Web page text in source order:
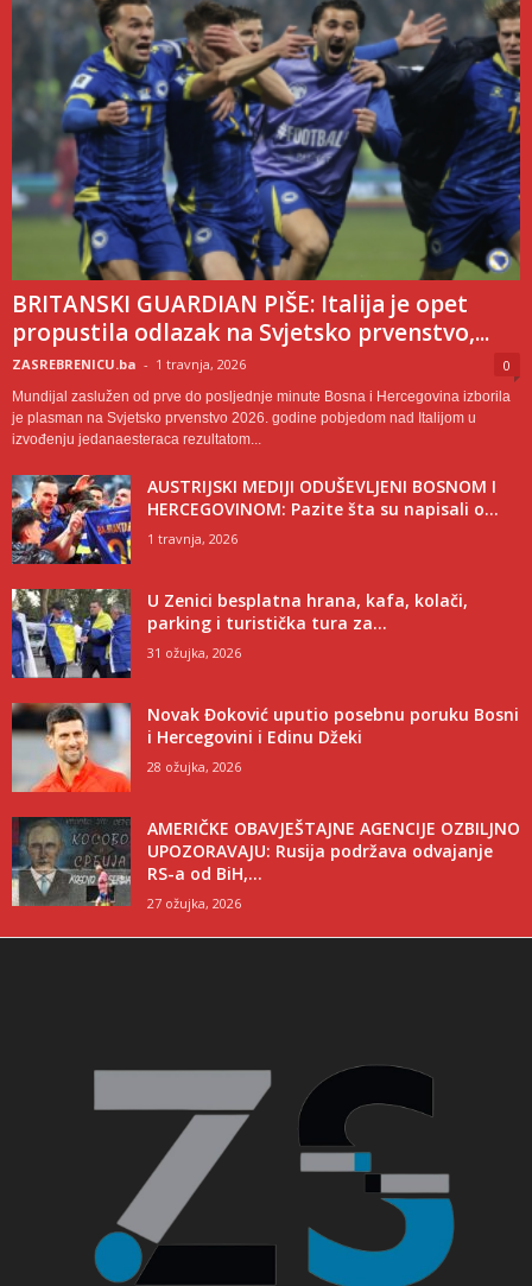
BRITANSKI GUARDIAN PIŠE: Italija je opet
propustila odlazak na Svjetsko prvenstvo,...
ZASREBRENICU.ba - 1 travnja, 2026 0
Mundijal zaslužen od prve do posljednje minute Bosna i Hercegovina izborila
je plasman na Svjetsko prvenstvo 2026. godine pobjedom nad Italijom u
izvođenju jedanaesteraca rezultatom...
AUSTRIJSKI MEDIJI ODUŠEVLJENI BOSNOM I
HERCEGOVINOM: Pazite šta su napisali o...
1 travnja, 2026
U Zenici besplatna hrana, kafa, kolači,
parking i turistička tura za...
31 ožujka, 2026
Novak Đoković uputio posebnu poruku Bosni
i Hercegovini i Edinu Džeki
28 ožujka, 2026
AMERIČKE OBAVJEŠTAJNE AGENCIJE OZBILJNO
UPOZORAVAJU: Rusija podržava odvajanje
RS-a od BiH,...
27 ožujka, 2026